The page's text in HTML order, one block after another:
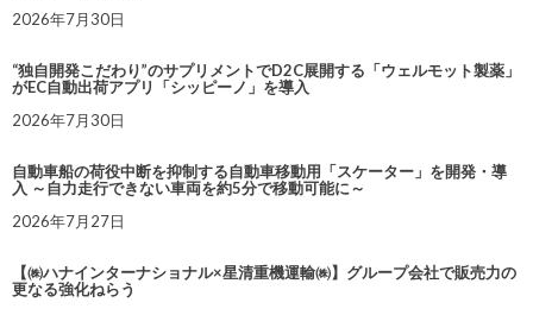
2026年7月30日
“独自開発こだわり”のサプリメントでD2C展開する「ウェルモット製薬」
がEC自動出荷アプリ「シッピーノ」を導入
2026年7月30日
自動車船の荷役中断を抑制する自動車移動用「スケーター」を開発・導
入 ～自力走行できない車両を約5分で移動可能に～
2026年7月27日
【㈱ハナインターナショナル×星清重機運輸㈱】グループ会社で販売力の
更なる強化ねらう